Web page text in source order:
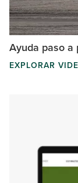
Ayuda paso a
EXPLORAR